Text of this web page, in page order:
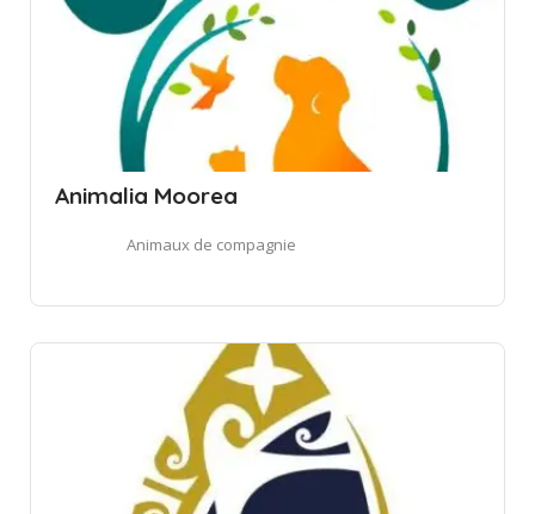
Animalia Moorea
Animaux de compagnie